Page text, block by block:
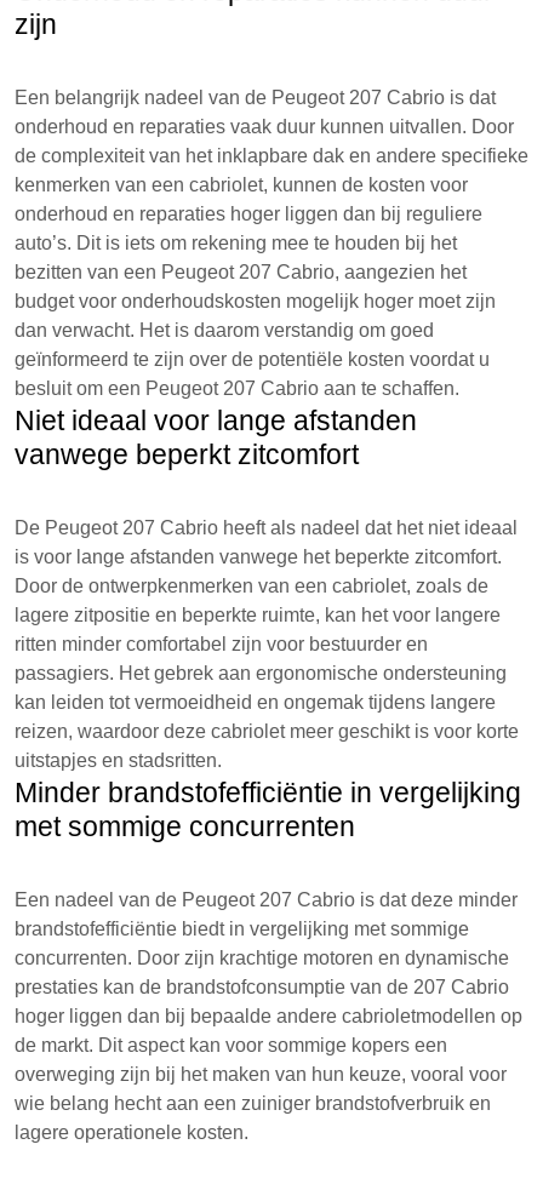
zijn
Een belangrijk nadeel van de Peugeot 207 Cabrio is dat
onderhoud en reparaties vaak duur kunnen uitvallen. Door
de complexiteit van het inklapbare dak en andere specifieke
kenmerken van een cabriolet, kunnen de kosten voor
onderhoud en reparaties hoger liggen dan bij reguliere
auto’s. Dit is iets om rekening mee te houden bij het
bezitten van een Peugeot 207 Cabrio, aangezien het
budget voor onderhoudskosten mogelijk hoger moet zijn
dan verwacht. Het is daarom verstandig om goed
geïnformeerd te zijn over de potentiële kosten voordat u
besluit om een Peugeot 207 Cabrio aan te schaffen.
Niet ideaal voor lange afstanden
vanwege beperkt zitcomfort
De Peugeot 207 Cabrio heeft als nadeel dat het niet ideaal
is voor lange afstanden vanwege het beperkte zitcomfort.
Door de ontwerpkenmerken van een cabriolet, zoals de
lagere zitpositie en beperkte ruimte, kan het voor langere
ritten minder comfortabel zijn voor bestuurder en
passagiers. Het gebrek aan ergonomische ondersteuning
kan leiden tot vermoeidheid en ongemak tijdens langere
reizen, waardoor deze cabriolet meer geschikt is voor korte
uitstapjes en stadsritten.
Minder brandstofefficiëntie in vergelijking
met sommige concurrenten
Een nadeel van de Peugeot 207 Cabrio is dat deze minder
brandstofefficiëntie biedt in vergelijking met sommige
concurrenten. Door zijn krachtige motoren en dynamische
prestaties kan de brandstofconsumptie van de 207 Cabrio
hoger liggen dan bij bepaalde andere cabrioletmodellen op
de markt. Dit aspect kan voor sommige kopers een
overweging zijn bij het maken van hun keuze, vooral voor
wie belang hecht aan een zuiniger brandstofverbruik en
lagere operationele kosten.